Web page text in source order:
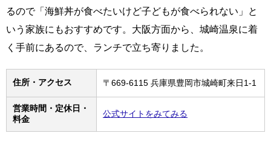
るので「海鮮丼が食べたいけど子どもが食べられない」と
いう家族にもおすすめです。大阪方面から、城崎温泉に着
く手前にあるので、ランチで立ち寄りました。
住所・アクセス 〒669-6115 兵庫県豊岡市城崎町来日1-1
営業時間・定休日・
料金
公式サイトをみてみる